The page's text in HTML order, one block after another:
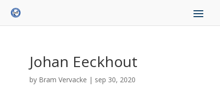
Johan Eeckhout
by Bram Vervacke | sep 30, 2020